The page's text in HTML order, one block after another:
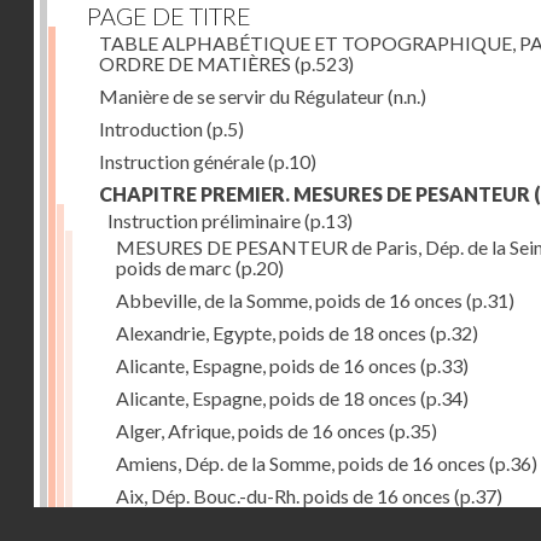
PAGE DE TITRE
TABLE ALPHABÉTIQUE ET TOPOGRAPHIQUE,
ORDRE DE MATIÈRES (p.523)
Manière de se servir du Régulateur(n.n.)
Introduction(p.5)
Instruction générale(p.10)
CHAPITRE PREMIER. MESURES DE PESANTEUR
Instruction préliminaire(p.13)
MESURES DE PESANTEUR de Paris, Dép. de la
poids de marc (p.20)
Abbeville, de la Somme, poids de 16 onces (p.31)
Alexandrie, Egypte, poids de 18 onces (p.32)
Alicante, Espagne, poids de 16 onces (p.33)
Alicante, Espagne, poids de 18 onces (p.34)
Alger, Afrique, poids de 16 onces (p.35)
Amiens, Dép. de la Somme, poids de 16 onces (p.36)
Aix, Dép. Bouc.-du-Rh. poids de 16 onces (p.37)